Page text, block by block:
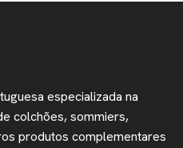
especializada na
colchões, sommiers,
produtos complementares